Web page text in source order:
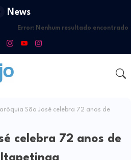
News
Error: Nenhum resultado encontrado
São José celebra 72 anos de
celebra 72 anos de